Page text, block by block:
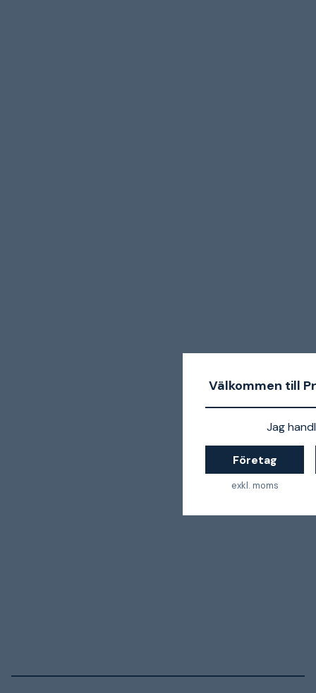
Välkommen till
Jag
Företag
exkl. moms